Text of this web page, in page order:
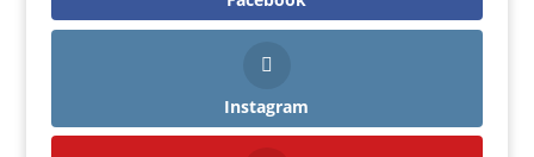
Instagram